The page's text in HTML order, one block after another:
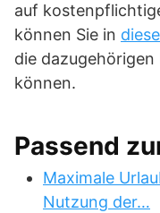
auf
können Sie in
die
können.
Passend
Maximale
Nutzung der…